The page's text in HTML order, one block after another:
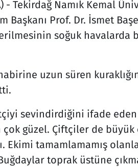
- Tekirdağ Namık Kemal
Başkanı Prof. Dr. İsmet
soğuk havalarda
uzun süren
sevindirdiğini ifade
çok güzel. Çiftçiler de
Ekimi tamamlamamış
toprak üstüne